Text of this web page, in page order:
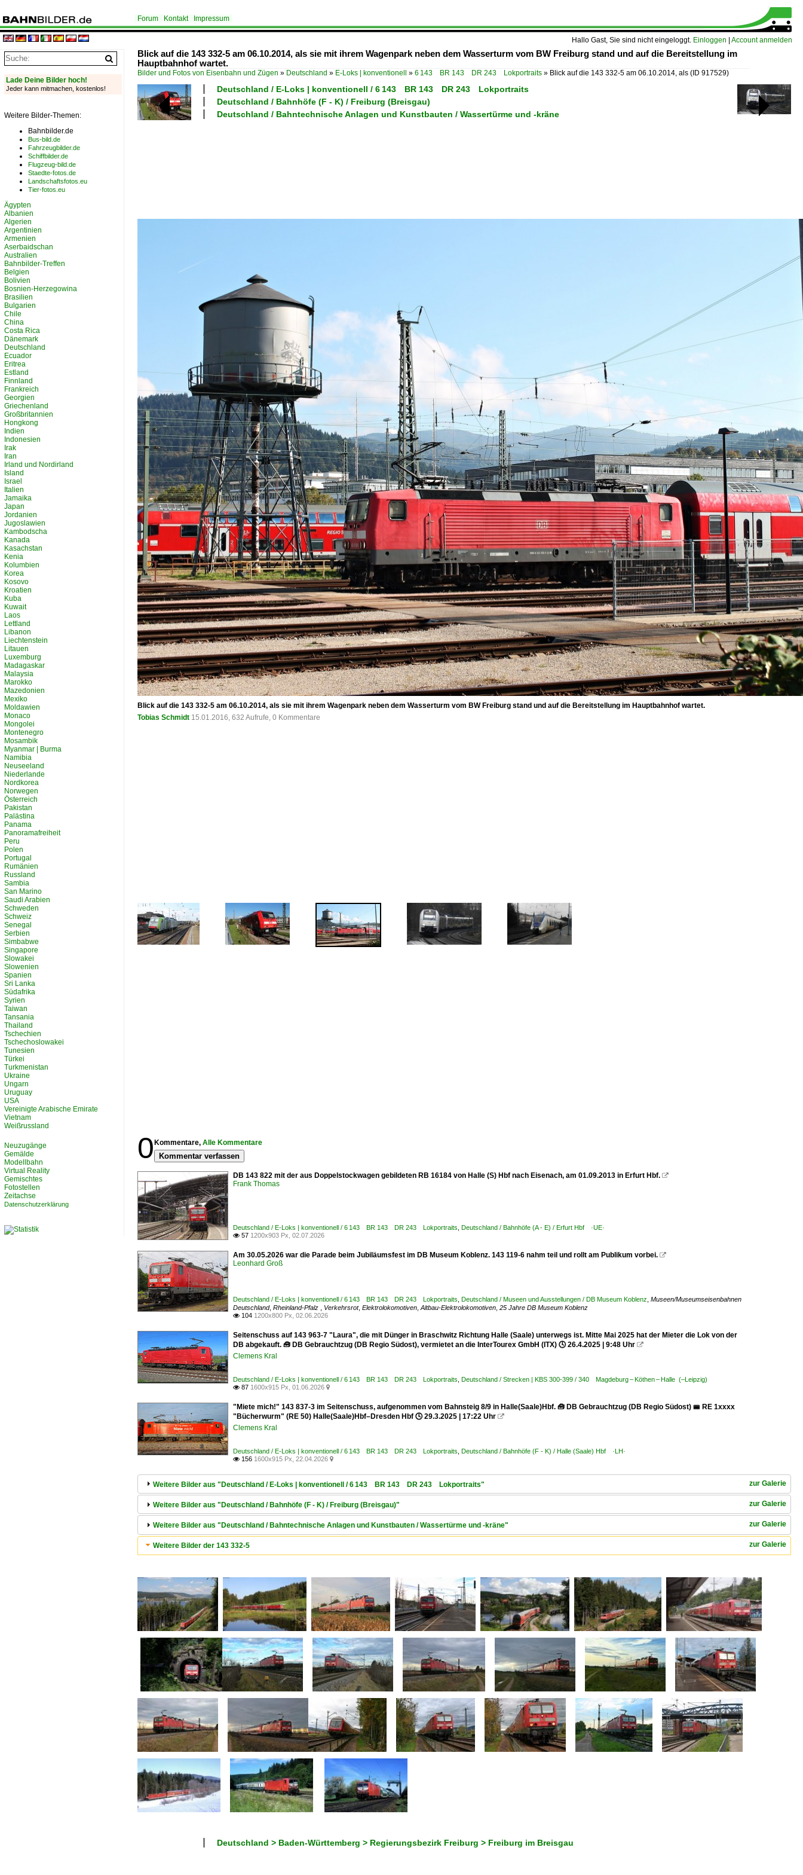
Hallo Gast, Sie sind nicht eingeloggt. Einloggen Account anmelden
Forum Kontakt Impressum
Blick auf die 143 332-5 am 06.10.2014, als sie mit ihrem Wagenpark neben dem Wasserturm vom BW Freiburg stand und auf die Bereitstellung im
Hauptbahnhof wartet.
Bilder und Fotos von Eisenbahn und Zügen » Deutschland » E-Loks | konventionell » 6 143 BR 143 DR 243 Lokportraits » Blick auf die 143 332-5 am 06.10.2014, als (ID 917529)
Deutschland / E-Loks | konventionell / 6 143 BR 143 DR 243 Lokportraits
Deutschland / Bahnhöfe (F - K) / Freiburg (Breisgau)
Deutschland / Bahntechnische Anlagen und Kunstbauten / Wassertürme und -kräne
Blick auf die 143 332-5 am 06.10.2014, als sie mit ihrem Wagenpark neben dem Wasserturm vom BW Freiburg stand und auf die Bereitstellung im Hauptbahnhof wartet.
Tobias Schmidt 15.01.2016, 632 Aufrufe, 0 Kommentare
0 Kommentare, Alle Kommentare
Kommentar verfassen
DB 143 822 mit der aus Doppelstockwagen gebildeten RB 16184 von Halle (S) Hbf nach Eisenach, am 01.09.2013 in Erfurt Hbf. 
Frank Thomas
Deutschland / E-Loks | konventionell / 6 143 BR 143 DR 243 Lokportraits Deutschland / Bahnhöfe (A - E) / Erfurt Hbf ·UE·
 57 1200x903 Px, 02.07.2026
Am 30.05.2026 war die Parade beim Jubiläumsfest im DB Museum Koblenz. 143 119-6 nahm teil und rollt am Publikum vorbei. 
Leonhard Groß
Deutschland / E-Loks | konventionell / 6 143 BR 143 DR 243 Lokportraits Deutschland / Museen und Ausstellungen / DB Museum Koblenz Museen/Museumseisenbahnen
Deutschland, Rheinland-Pfalz Verkehrsrot, Elektrolokomotiven Altbau-Elektrolokomotiven 25 Jahre DB Museum Koblenz
 104 1200x800 Px, 02.06.2026
Seitenschuss auf 143 963-7 "Laura", die mit Dünger in Braschwitz Richtung Halle (Saale) unterwegs ist. Mitte Mai 2025 hat der Mieter die Lok von der
DB abgekauft. 🧰 DB Gebrauchtzug (DB Regio Südost), vermietet an die InterTourex GmbH (ITX) 🕓 26.4.2025 | 9:48 Uhr 
Clemens Kral
Deutschland / E-Loks | konventionell / 6 143 BR 143 DR 243 Lokportraits Deutschland / Strecken | KBS 300-399 / 340 Magdeburg – Köthen – Halle (–Leipzig)
 87 1600x915 Px, 01.06.2026 
"Miete mich!" 143 837-3 im Seitenschuss, aufgenommen vom Bahnsteig 8/9 in Halle(Saale)Hbf. 🧰 DB Gebrauchtzug (DB Regio Südost) 🚝 RE 1xxxx
"Bücherwurm" (RE 50) Halle(Saale)Hbf–Dresden Hbf 🕓 29.3.2025 | 17:22 Uhr 
Clemens Kral
Deutschland / E-Loks | konventionell / 6 143 BR 143 DR 243 Lokportraits Deutschland / Bahnhöfe (F - K) / Halle (Saale) Hbf ·LH·
 156 1600x915 Px, 22.04.2026 
zur Galerie
Weitere Bilder aus "Deutschland / E-Loks | konventionell / 6 143 BR 143 DR 243 Lokportraits"
zur Galerie
Weitere Bilder aus "Deutschland / Bahnhöfe (F - K) / Freiburg (Breisgau)"
zur Galerie
Weitere Bilder aus "Deutschland / Bahntechnische Anlagen und Kunstbauten / Wassertürme und -kräne"
zur Galerie
Weitere Bilder der 143 332-5
Deutschland > Baden-Württemberg > Regierungsbezirk Freiburg > Freiburg im Breisgau
Lade Deine Bilder hoch!
Jeder kann mitmachen, kostenlos!
Weitere Bilder-Themen:
Bahnbilder.de
Bus-bild.de
Fahrzeugbilder.de
Schiffbilder.de
Flugzeug-bild.de
Staedte-fotos.de
Landschaftsfotos.eu
Tier-fotos.eu
Ägypten
Albanien
Algerien
Argentinien
Armenien
Aserbaidschan
Australien
Bahnbilder-Treffen
Belgien
Bolivien
Bosnien-Herzegowina
Brasilien
Bulgarien
Chile
China
Costa Rica
Dänemark
Deutschland
Ecuador
Eritrea
Estland
Finnland
Frankreich
Georgien
Griechenland
Großbritannien
Hongkong
Indien
Indonesien
Irak
Iran
Irland und Nordirland
Island
Israel
Italien
Jamaika
Japan
Jordanien
Jugoslawien
Kambodscha
Kanada
Kasachstan
Kenia
Kolumbien
Korea
Kosovo
Kroatien
Kuba
Kuwait
Laos
Lettland
Libanon
Liechtenstein
Litauen
Luxemburg
Madagaskar
Malaysia
Marokko
Mazedonien
Mexiko
Moldawien
Monaco
Mongolei
Montenegro
Mosambik
Myanmar | Burma
Namibia
Neuseeland
Niederlande
Nordkorea
Norwegen
Österreich
Pakistan
Palästina
Panama
Panoramafreiheit
Peru
Polen
Portugal
Rumänien
Russland
Sambia
San Marino
Saudi Arabien
Schweden
Schweiz
Senegal
Serbien
Simbabwe
Singapore
Slowakei
Slowenien
Spanien
Sri Lanka
Südafrika
Syrien
Taiwan
Tansania
Thailand
Tschechien
Tschechoslowakei
Tunesien
Türkei
Turkmenistan
Ukraine
Ungarn
Uruguay
USA
Vereinigte Arabische Emirate
Vietnam
Weißrussland
Neuzugänge
Gemälde
Modellbahn
Virtual Reality
Gemischtes
Fotostellen
Zeitachse
Datenschutzerklärung